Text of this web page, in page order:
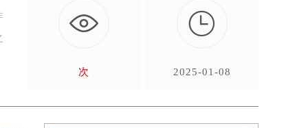
次

2025-01-08